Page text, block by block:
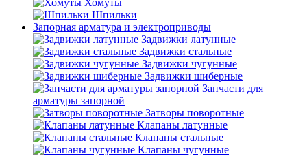
Хомуты
Шпильки
Запорная арматура и электроприводы
Задвижки латунные
Задвижки стальные
Задвижки чугунные
Задвижки шиберные
Запчасти для
арматуры запорной
Затворы поворотные
Клапаны латунные
Клапаны стальные
Клапаны чугунные